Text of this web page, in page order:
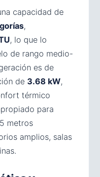
capacidad de
,
, lo que lo
de rango medio-
es de
de 3.68 kW,
térmico
para
metros
amplios, salas